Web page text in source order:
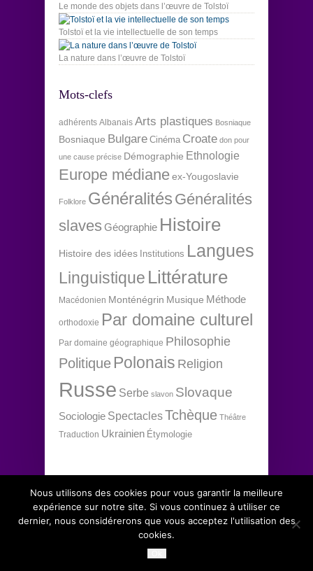
Le monde des objets dans l’œuvre de Tolstoï
Tolstoï et la vie intellectuelle de son temps
La nature dans l’œuvre de Tolstoï
Mots-clefs
adhérents Albanais Arts plastiques Bosniaque
Bosniaque Bulgare Cinéma Croate don pour
une cause précise Démographie Ethnologie
Europe médianeex-Yougoslavie
Folklore Généralités Généralités
slaves Géographie Histoire
Histoire des idées Institutions Langues
Linguistique Littérature
Macédonien Monténégrin Musique Méthode
orthodoxie Par domaine culturel
Par domaine géographique Philosophie
Politique Polonais Religion
Russe Serbe slavon Slovaque
Sociologie SpectaclesTchèque Théâtre
Traduction Ukrainien Étymologie
Copyright 2012 Institut d'études slaves, tous
Conditions générales de vente
Nous utilisons des cookies pour vous garantir la meilleure
expérience sur notre site. Si vous continuez à utiliser ce
dernier, nous considérerons que vous acceptez l'utilisation des
cookies.